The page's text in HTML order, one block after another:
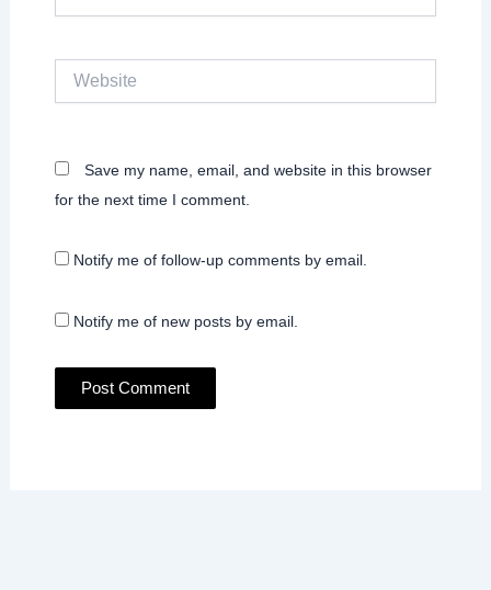
Save my name, email, and website in this browser
for the next time I comment.
Notify me of follow-up comments by email.
Notify me of new posts by email.